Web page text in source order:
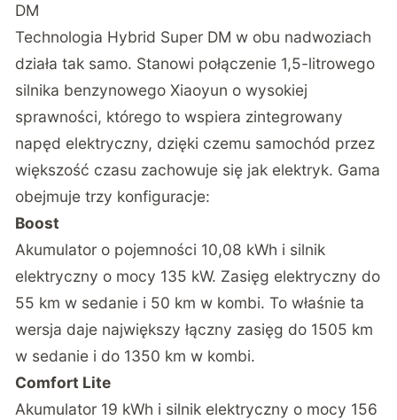
DM
Technologia Hybrid Super DM w obu nadwoziach
działa tak samo. Stanowi połączenie 1,5-litrowego
silnika benzynowego Xiaoyun o wysokiej
sprawności, którego to wspiera zintegrowany
napęd elektryczny, dzięki czemu samochód przez
większość czasu zachowuje się jak elektryk. Gama
obejmuje trzy konfiguracje:
Boost
Akumulator o pojemności 10,08 kWh i silnik
elektryczny o mocy 135 kW. Zasięg elektryczny do
55 km w sedanie i 50 km w kombi. To właśnie ta
wersja daje największy łączny zasięg do 1505 km
w sedanie i do 1350 km w kombi.
Comfort Lite
Akumulator 19 kWh i silnik elektryczny o mocy 156